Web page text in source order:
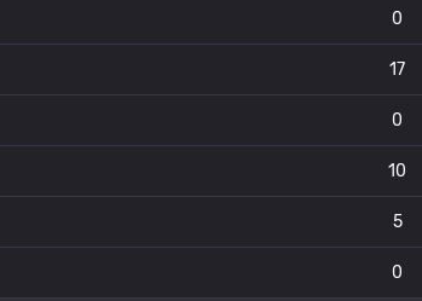
0
17
0
10
5
0